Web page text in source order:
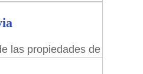
propiedades de su